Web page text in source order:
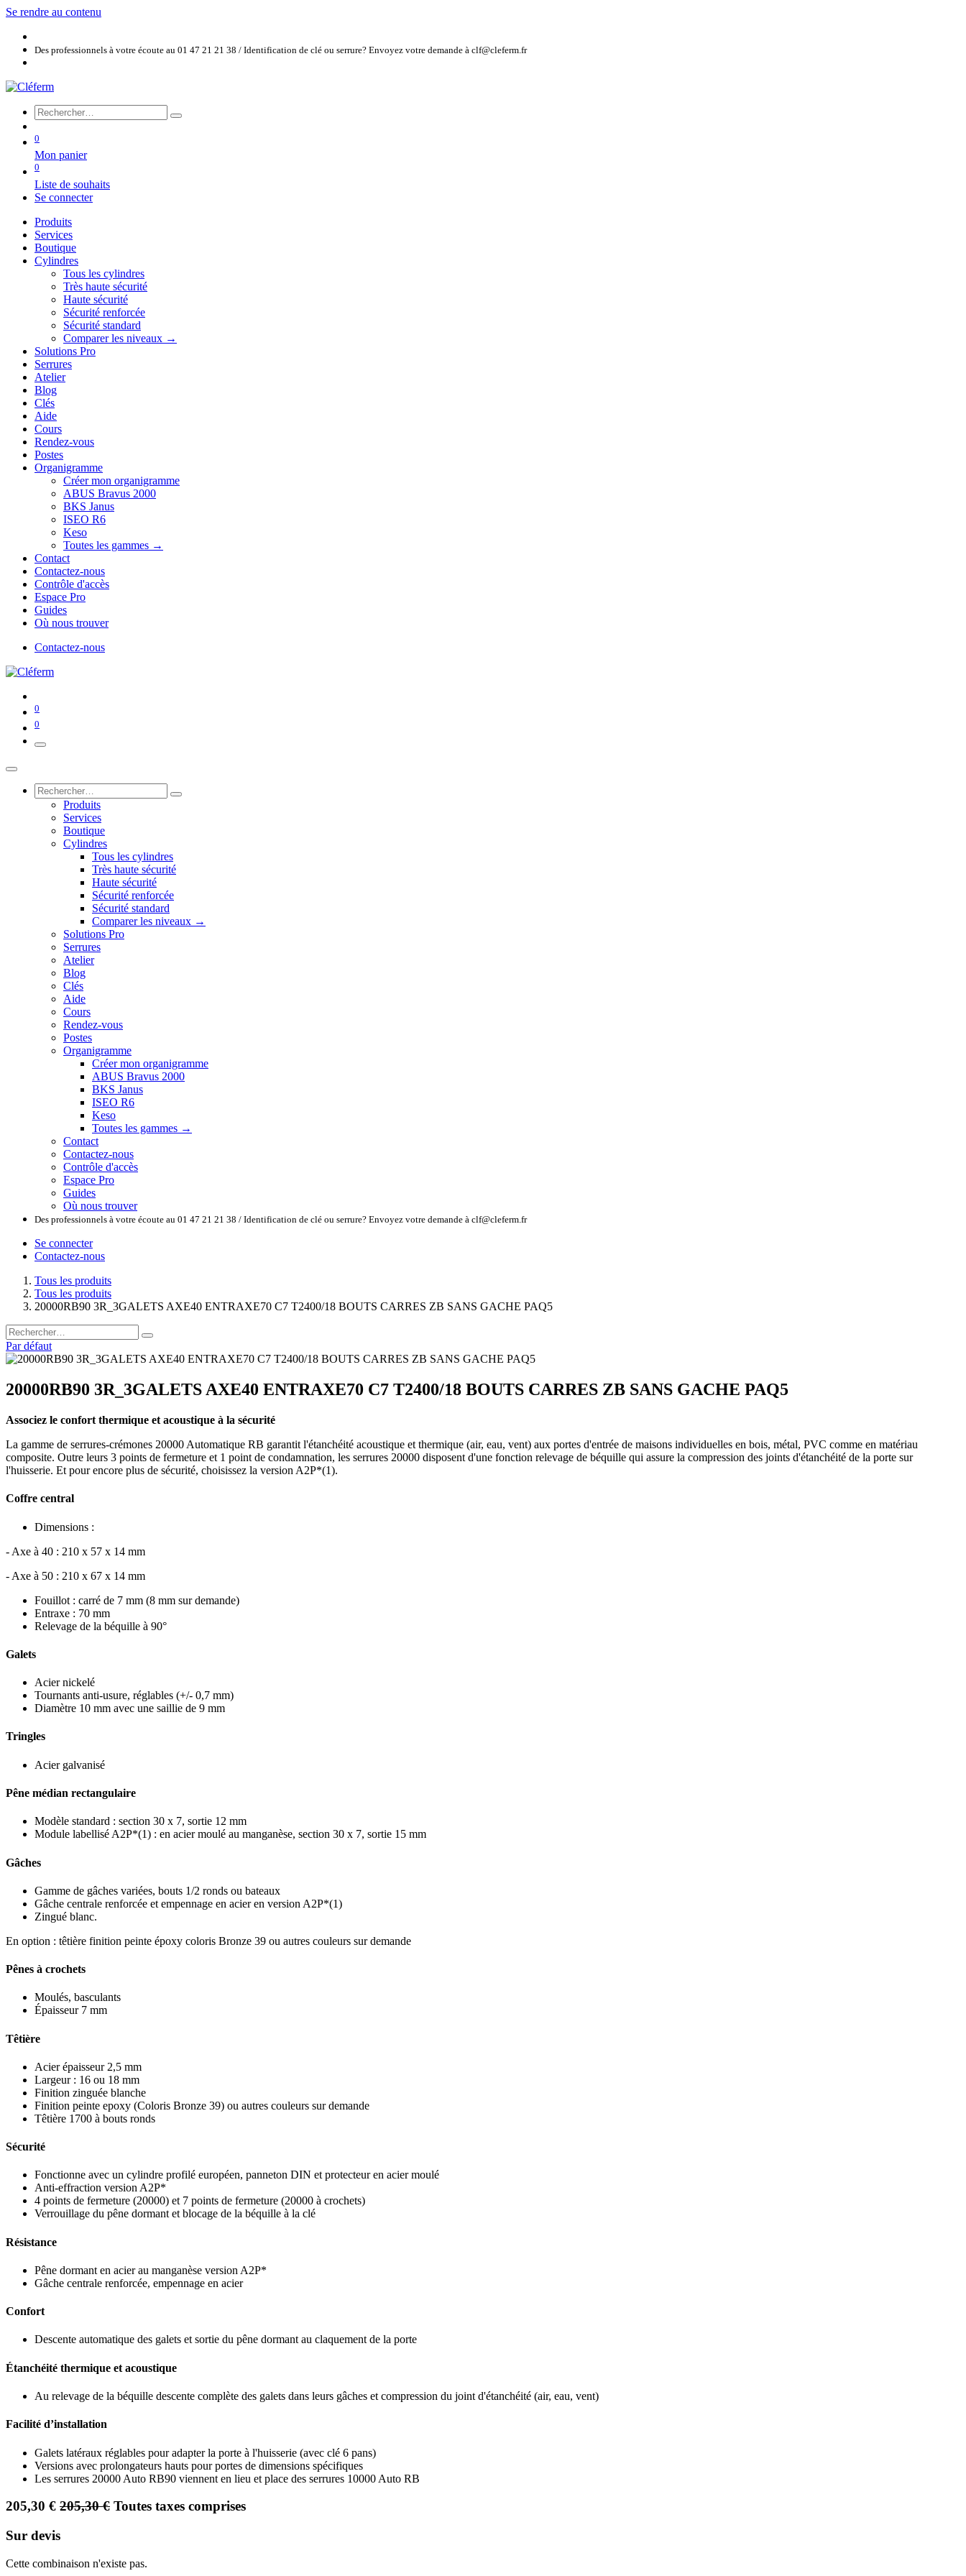
Se rendre au contenu
Des professionnels à votre écoute au 01 47 21 21 38 / Identification de clé ou serrure? Envoyez votre demande à clf@cleferm.fr
0
Mon panier
0
Liste de souhaits
Se connecter
Produits
Services
Boutique
Cylindres
Tous les cylindres
Très haute sécurité
Haute sécurité
Sécurité renforcée
Sécurité standard
Comparer les niveaux →
Solutions Pro
Serrures
Atelier
Blog
Clés
Aide
Cours
Rendez-vous
Postes
Organigramme
Créer mon organigramme
ABUS Bravus 2000
BKS Janus
ISEO R6
Keso
Toutes les gammes →
Contact
Contactez-nous
Contrôle d'accès
Espace Pro
Guides
Où nous trouver
Contactez-nous
0
0
Produits
Services
Boutique
Cylindres
Tous les cylindres
Très haute sécurité
Haute sécurité
Sécurité renforcée
Sécurité standard
Comparer les niveaux →
Solutions Pro
Serrures
Atelier
Blog
Clés
Aide
Cours
Rendez-vous
Postes
Organigramme
Créer mon organigramme
ABUS Bravus 2000
BKS Janus
ISEO R6
Keso
Toutes les gammes →
Contact
Contactez-nous
Contrôle d'accès
Espace Pro
Guides
Où nous trouver
Des professionnels à votre écoute au 01 47 21 21 38 / Identification de clé ou serrure? Envoyez votre demande à clf@cleferm.fr
Se connecter
Contactez-nous
Tous les produits
Tous les produits
20000RB90 3R_3GALETS AXE40 ENTRAXE70 C7 T2400/18 BOUTS CARRES ZB SANS GACHE PAQ5
Par défaut
20000RB90 3R_3GALETS AXE40 ENTRAXE70 C7 T2400/18 BOUTS CARRES ZB SANS GACHE PAQ5
Associez le confort thermique et acoustique à la sécurité
La gamme de serrures-crémones 20000 Automatique RB garantit l'étanchéité acoustique et thermique (air, eau, vent) aux portes d'entrée de maisons individuelles en bois, métal, PVC comme en matériau
composite. Outre leurs 3 points de fermeture et 1 point de condamnation, les serrures 20000 disposent d'une fonction relevage de béquille qui assure la compression des joints d'étanchéité de la porte sur
l'huisserie. Et pour encore plus de sécurité, choisissez la version A2P*(1).
Coffre central
Dimensions :
- Axe à 40 : 210 x 57 x 14 mm
- Axe à 50 : 210 x 67 x 14 mm
Fouillot : carré de 7 mm (8 mm sur demande)
Entraxe : 70 mm
Relevage de la béquille à 90°
Galets
Acier nickelé
Tournants anti-usure, réglables (+/- 0,7 mm)
Diamètre 10 mm avec une saillie de 9 mm
Tringles
Acier galvanisé
Pêne médian rectangulaire
Modèle standard : section 30 x 7, sortie 12 mm
Module labellisé A2P*(1) : en acier moulé au manganèse, section 30 x 7, sortie 15 mm
Gâches
Gamme de gâches variées, bouts 1/2 ronds ou bateaux
Gâche centrale renforcée et empennage en acier en version A2P*(1)
Zingué blanc.
En option : têtière finition peinte époxy coloris Bronze 39 ou autres couleurs sur demande
Pênes à crochets
Moulés, basculants
Épaisseur 7 mm
Têtière
Acier épaisseur 2,5 mm
Largeur : 16 ou 18 mm
Finition zinguée blanche
Finition peinte epoxy (Coloris Bronze 39) ou autres couleurs sur demande
Têtière 1700 à bouts ronds
Sécurité
Fonctionne avec un cylindre profilé européen, panneton DIN et protecteur en acier moulé
Anti-effraction version A2P*
4 points de fermeture (20000) et 7 points de fermeture (20000 à crochets)
Verrouillage du pêne dormant et blocage de la béquille à la clé
Résistance
Pêne dormant en acier au manganèse version A2P*
Gâche centrale renforcée, empennage en acier
Confort
Descente automatique des galets et sortie du pêne dormant au claquement de la porte
Étanchéité thermique et acoustique
Au relevage de la béquille descente complète des galets dans leurs gâches et compression du joint d'étanchéité (air, eau, vent)
Facilité d’installation
Galets latéraux réglables pour adapter la porte à l'huisserie (avec clé 6 pans)
Versions avec prolongateurs hauts pour portes de dimensions spécifiques
Les serrures 20000 Auto RB90 viennent en lieu et place des serrures 10000 Auto RB
205,30 € 205,30€ Toutes taxes comprises
Sur devis
Cette combinaison n'existe pas.